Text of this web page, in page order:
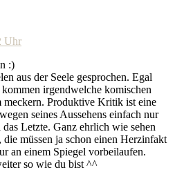
Uhr
:)
aus der Seele gesprochen. Egal
irgendwelche komischen
meckern. Produktive Kritik ist eine
seines Aussehens einfach nur
Letzte. Ganz ehrlich wie sehen
die müssen ja schon einen Herzinfakt
an einem Spiegel vorbeilaufen.
so wie du bist ^^